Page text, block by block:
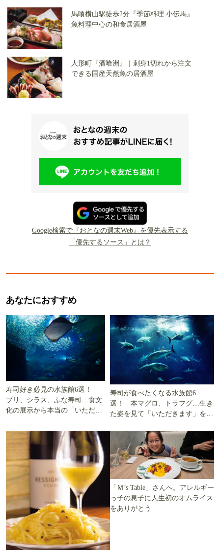
馬喰横山駅徒歩2分『季節料理 小伝馬』
魚料理中心の和食居酒屋
人形町『酒喰洲』｜刺身1切れから注文
できる国産天然魚の居酒屋
Google検索で『おとなの週末Web』を優先表示する
「優先するソース」とは？
あなたにおすすめ
寿司好き必見の水族館6選！
ブリ、シラス、ふな寿司…食文
化の展示から本当の「いただき
寿司が食べたくなる水族館6
選！ 本マグロ、トラフグ…生き
た姿を見て「いただきます」を考
「Ｍ’s Table」さんへ。アレルギー
っ子の息子に人生初のオムライス
をありがとう